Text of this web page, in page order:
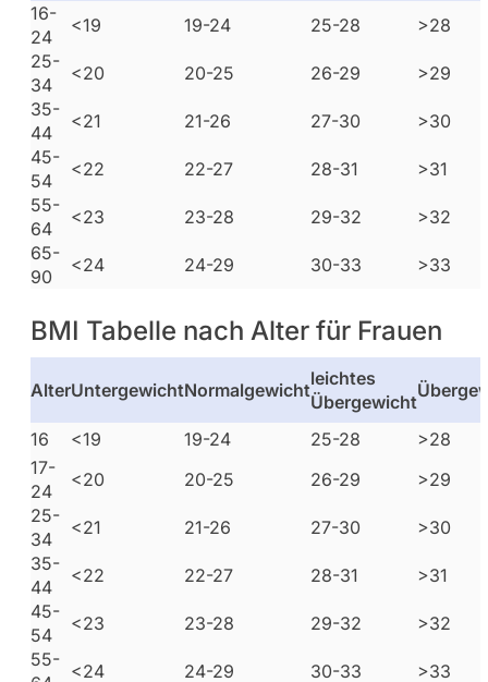
16-
24
<19 19-24 25-28
>28
25-
34
<20 20-25 26-29
>29
35-
44
<21 21-26 27-30
>30
45-
54
<22 22-27 28-31
>31
55-
64
<23 23-28 29-32
>32
65-
90
<24 24-29 30-33 >33
BMI Tabelle nach Alter für Frauen
AlterUntergewichtNormalgewicht
leichtes
Übergewicht
16 <19 19-24 25-28
>28
17-
24
<20 20-25 26-29
>29
25-
34
<21 21-26 27-30
>30
35-
44
<22 22-27 28-31
>31
45-
54
<23 23-28 29-32
>32
55-
<24 24-29 30-33 >33